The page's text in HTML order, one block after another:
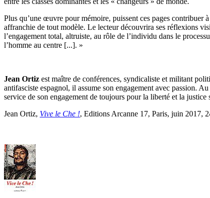
Plus qu’une œuvre pour mémoire, puissent ces pages contribuer
affranchie de tout modèle. Le lecteur découvrira ses réflexions
l’engagement total, altruiste, au rôle de l’individu dans le
l’homme au centre [...]. »
Jean Ortiz est maître de conférences, syndicaliste et militant
antifasciste espagnol, il assume son engagement avec passion.
service de son engagement de toujours pour la liberté et la
Jean Ortiz, Vive le Che !, Editions Arcanne 17, Paris, juin 2017,